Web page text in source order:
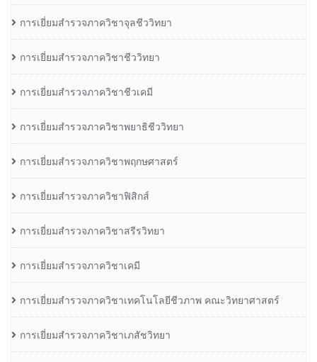
การเยี่ยมสำรวจภาควิชาจุลชีววิทยา
การเยี่ยมสำรวจภาควิชาชีววิทยา
การเยี่ยมสำรวจภาควิชาชีวเคมี
การเยี่ยมสำรวจภาควิชาพยาธิชีววิทยา
การเยี่ยมสำรวจภาควิชาพฤกษศาสตร์
การเยี่ยมสำรวจภาควิชาฟิสิกส์
การเยี่ยมสำรวจภาควิชาสรีรวิทยา
การเยี่ยมสำรวจภาควิชาเคมี
การเยี่ยมสำรวจภาควิชาเทคโนโลยีชีวภาพ คณะวิทยาศาสตร์
การเยี่ยมสำรวจภาควิชาเภสัชวิทยา